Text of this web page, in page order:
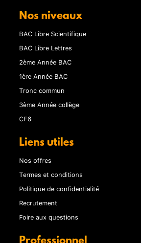
Nos niveaux
BAC Libre Scientifique
BAC Libre Lettres
2ème Année BAC
1ère Année BAC
Tronc commun
3ème Année collège
CE6
Liens utiles
Nos offres
Termes et conditions
Politique de confidentialité
Recrutement
Foire aux questions